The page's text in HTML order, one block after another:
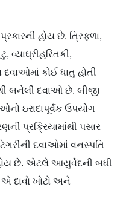
હોય છે. ત્રિફળા,
વ્યાઘ્રીહરિતકી,
દવાઓમાં કોઈ ધાતુ હોતી
બનેલી દવાઓ છે. બીજી
ઇરાદાપૂર્વક ઉપયોગ
પ્રક્રિયામાંથી પસાર
દવાઓમાં વનસ્પતિ
છે. એટલે આયુર્વેદની બધી
દાવો ખોટો અને